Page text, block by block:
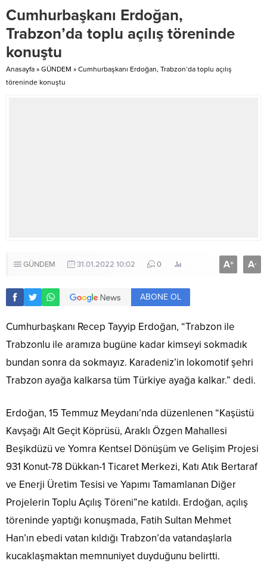
için kamera kayıtlarını ataşehir
escort inceledi. Suç Araştırma ve
Soruşturma Büro Amirliği
görevlileri, Plaka Tanıma...
depolama şartları, satış kayıtları ve
mevzuata uygunluk kriterleri
detaylı şekilde incelendi. Yapılan
Cumhurbaşkanı Erdoğan,
Trabzon’da toplu açılış töreninde
konuştu
Anasayfa » GÜNDEM » Cumhurbaşkanı Erdoğan, Trabzon’da toplu açılış
töreninde konuştu
GÜNDEM 31.01.2022 10:02 0 A+ A-
ABONE OL
Cumhurbaşkanı Recep Tayyip Erdoğan, “Trabzon ile
Trabzonlu ile aramıza bugüne kadar kimseyi sokmadık
bundan sonra da sokmayız. Karadeniz’in lokomotif şehri
Trabzon ayağa kalkarsa tüm Türkiye ayağa kalkar.” dedi.
Erdoğan, 15 Temmuz Meydanı’nda düzenlenen “Kaşüstü
Kavşağı Alt Geçit Köprüsü, Araklı Özgen Mahallesi
Beşikdüzü ve Yomra Kentsel Dönüşüm ve Gelişim Projesi
931 Konut-78 Dükkan-1 Ticaret Merkezi, Katı Atık Bertaraf
ve Enerji Üretim Tesisi ve Yapımı Tamamlanan Diğer
Projelerin Toplu Açılış Töreni”ne katıldı. Erdoğan, açılış
töreninde yaptığı konuşmada, Fatih Sultan Mehmet
Han’ın ebedi vatan kıldığı Trabzon’da vatandaşlarla
kucaklaşmaktan memnuniyet duyduğunu belirtti.